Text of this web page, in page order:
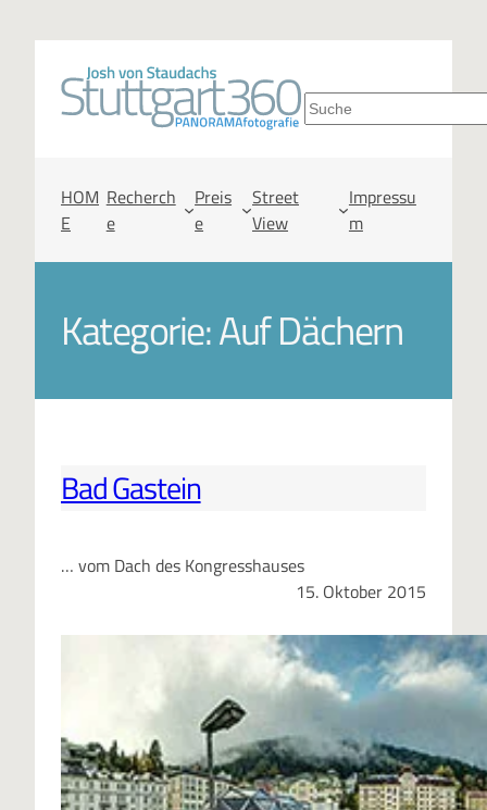
S
h
n
HOM
E
Recherch
e
Preis
e
Street
View
Impressu
m
Kategorie:Auf Dächern
Bad Gastein
… vom Dach des Kongresshauses
15. Oktober 2015